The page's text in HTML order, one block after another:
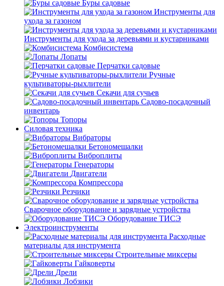
Буры садовые
Инструменты для
ухода за газоном
Инструменты для ухода за деревьями и кустарниками
Комбисистема
Лопаты
Перчатки садовые
Ручные
культиваторы-рыхлители
Секачи для сучьев
Садово-посадочный
инвентарь
Топоры
Силовая техника
Вибраторы
Бетономешалки
Виброплиты
Генераторы
Двигатели
Компрессора
Резчики
Сварочное оборудование и зарядные устройства
Оборудование ТИСЭ
Электроинструменты
Расходные
материалы для инструмента
Строительные миксеры
Гайковерты
Дрели
Лобзики